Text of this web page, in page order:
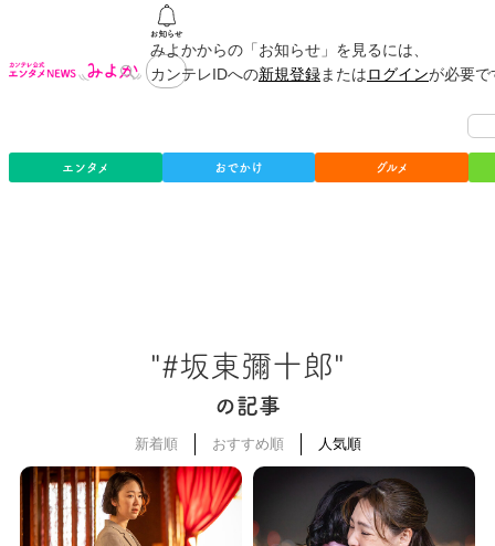
みよかからの「お知らせ」を見るには、
カンテレIDへの新規登録またはログインが必要
エンタメ おでかけ グルメ
"#坂東彌十郎"
の記事
新着順 おすすめ順 人気順